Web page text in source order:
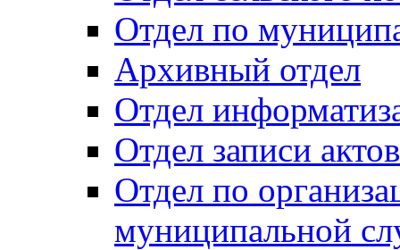
Отдел по
Архивный отдел
Отдел
Отдел записи
Отдел по
муниципальной